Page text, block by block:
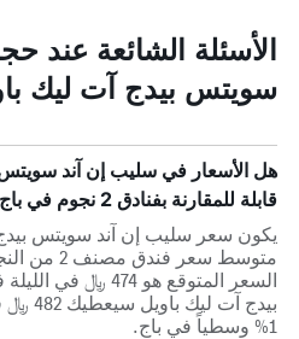
الأسئلة الشائعة عند
سويتس بيدج آت ليك
هل الأسعار في سليب إن آند سويتس
قابلة للمقارنة بفنادق 2 نجوم في باج؟
يكون سعر سليب إن آند سويتس
متوسط ​​سعر
السعر المتوقع هو
بيدج
1% وسطياً في باج.